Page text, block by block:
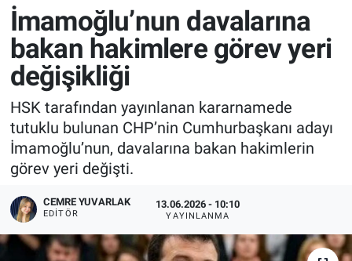
İmamoğlu’nun davalarına
bakan hakimlere görev yeri
değişikliği
HSK tarafından yayınlanan kararnamede
tutuklu bulunan CHP’nin Cumhurbaşkanı adayı
İmamoğlu’nun, davalarına bakan hakimlerin
görev yeri değişti.
CEMRE YUVARLAK
EDITÖR
13.06.2026 - 10:10
YAYINLANMA